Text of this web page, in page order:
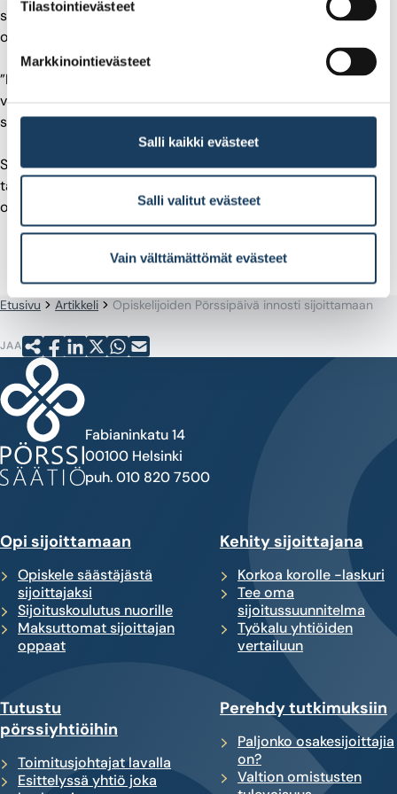
Tilastointievästeet
Markkinointievästeet
Salli kaikki evästeet
Salli valitut evästeet
Vain välttämättömät evästeet
sijoittamisesta puhuttu kotona. Hän haluaa, että opiskelijat
oppisivat sijoittamisesta jo nuorena.
”Harmittaa edelleen, että tajusin itse aloittaa vasta noin 45-
vuotiaana. Kannattaa aloittaa nuorena, niin virheetkin ovat
silloin pieniä”, hän toteaa.
Sarjanen totesi Pörssipäivän sopivan lukion yhteiskunta- ja
talouslinjan teemoihin täydellisesti ja aikoo varmasti tuoda
opiskelijoitaan myös jatkossa paikalle.
Etusivu Artikkeli Opiskelijoiden Pörssipäivä innosti sijoittamaan
JAA
Fabianinkatu 14
00100 Helsinki
puh. 010 820 7500
Opi sijoittamaan
Opiskele säästäjästä
sijoittajaksi
Sijoituskoulutus nuorille
Maksuttomat sijoittajan
oppaat
Kehity sijoittajana
Korkoa korolle -laskuri
Tee oma
sijoitussuunnitelma
Työkalu yhtiöiden
vertailuun
Tutustu
pörssiyhtiöihin
Toimitusjohtajat lavalla
Esittelyssä yhtiö joka
Perehdy tutkimuksiin
Paljonko osakesijoittajia
on?
Valtion omistusten